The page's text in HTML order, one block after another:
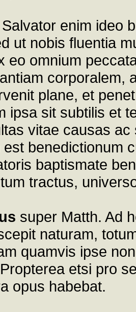
enim ideo
ut nobis fluentia
eo omnium
corporalem,
plane, et
ipsa sit subtilis et
vitae causas
est benedictionum
baptismate
tractus,
super Matth. Ad
naturam,
quamvis ipse
etsi pro
opus habebat.